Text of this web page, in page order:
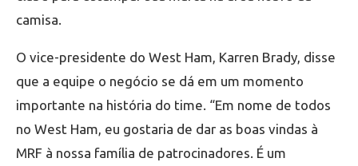
camisa.
O vice-presidente do West Ham, Karren Brady, disse
que a equipe o negócio se dá em um momento
importante na história do time. “Em nome de todos
no West Ham, eu gostaria de dar as boas vindas à
MRF à nossa família de patrocinadores. É um